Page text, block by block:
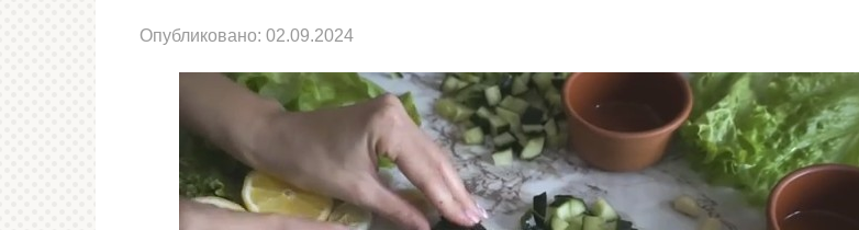
Опубликовано: 02.09.2024